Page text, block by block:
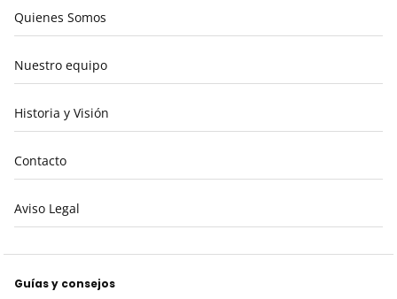
Quienes Somos
Nuestro equipo
Historia y Visión
Contacto
Aviso Legal
Guías y consejos